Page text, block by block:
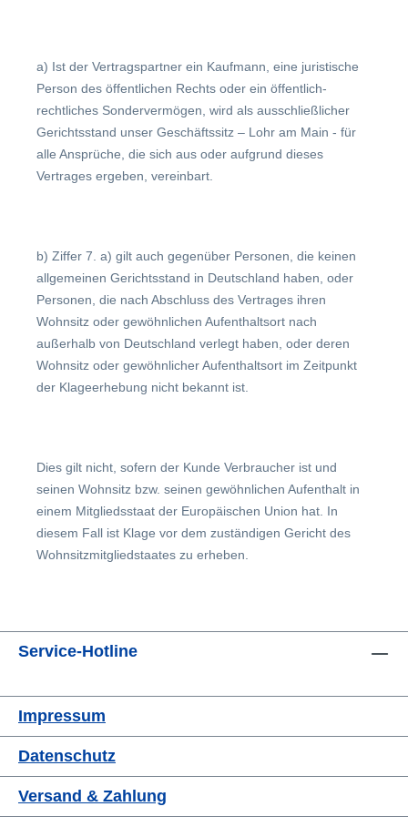
a) Ist der Vertragspartner ein Kaufmann, eine juristische
Person des öffentlichen Rechts oder ein öffentlich-
rechtliches Sondervermögen, wird als ausschließlicher
Gerichtsstand unser Geschäftssitz – Lohr am Main - für
alle Ansprüche, die sich aus oder aufgrund dieses
Vertrages ergeben, vereinbart.
b) Ziffer 7. a) gilt auch gegenüber Personen, die keinen
allgemeinen Gerichtsstand in Deutschland haben, oder
Personen, die nach Abschluss des Vertrages ihren
Wohnsitz oder gewöhnlichen Aufenthaltsort nach
außerhalb von Deutschland verlegt haben, oder deren
Wohnsitz oder gewöhnlicher Aufenthaltsort im Zeitpunkt
der Klageerhebung nicht bekannt ist.
Dies gilt nicht, sofern der Kunde Verbraucher ist und
seinen Wohnsitz bzw. seinen gewöhnlichen Aufenthalt in
einem Mitgliedsstaat der Europäischen Union hat. In
diesem Fall ist Klage vor dem zuständigen Gericht des
Wohnsitzmitgliedstaates zu erheben.
Service-Hotline
Impressum
Datenschutz
Versand & Zahlung